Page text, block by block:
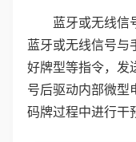
蓝牙或无线信
蓝牙或无线信号与
好牌型等指令，发
号后驱动内部微型
码牌过程中进行干